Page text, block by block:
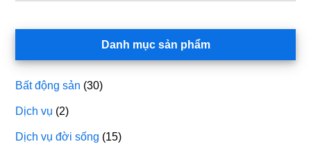
Danh mục sản phẩm
Bất động sản (30)
Dịch vụ (2)
Dịch vụ đời sống (15)